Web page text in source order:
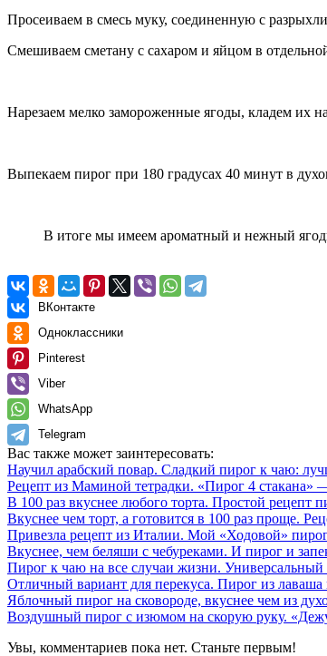
Просеиваем в смесь муку, соединенную с
Смешиваем сметану с сахаром и яйцом в
Нарезаем мелко замороженные ягоды, кладем их
Выпекаем пирог при 180 градусах 40 минут в
В итоге мы имеем ароматный и нежный
ВКонтакте
Одноклассники
Pinterest
Viber
WhatsApp
Telegram
Вас также может заинтересовать:
Научил арабский повар. Сладкий пирог к чаю:
Рецепт из Маминой тетрадки. «Пирог 4
В 100 раз вкуснее любого торта. Простой рецепт
Вкуснее чем торт, а готовится в 100 раз проще.
Привезла рецепт из Италии. Мой «Ходовой»
Вкуснее, чем беляши с чебуреками. И пирог и
Пирог к чаю на все случаи жизни. Универсальный
Отличный вариант для перекуса. Пирог из лаваша
Яблочный пирог на сковороде, вкуснее чем из
Воздушный пирог с изюмом на скорую руку.
Увы, комментариев пока нет. Станьте первым!